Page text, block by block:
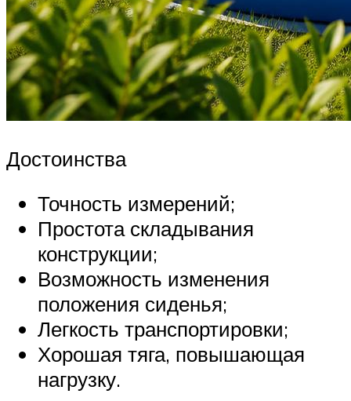
Достоинства
Точность измерений;
Простота складывания
конструкции;
Возможность изменения
положения сиденья;
Легкость транспортировки;
Хорошая тяга, повышающая
нагрузку.